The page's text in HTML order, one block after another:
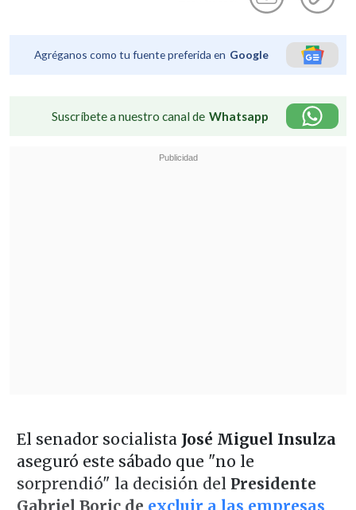
Agréganos como tu fuente preferida en Google
Suscríbete a nuestro canal de Whatsapp
El senador socialista José Miguel Insulza
aseguró este sábado que "no le
sorprendió" la decisión del Presidente
Gabriel Boric de excluir a las empresas